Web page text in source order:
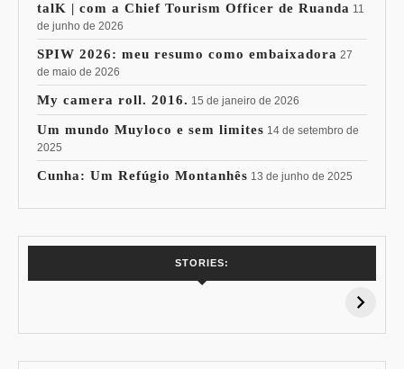
talK | com a Chief Tourism Officer de Ruanda 11
de junho de 2026
SPIW 2026: meu resumo como embaixadora 27
de maio de 2026
My camera roll. 2016. 15 de janeiro de 2026
Um mundo Muyloco e sem limites 14 de setembro de
2025
Cunha: Um Refúgio Montanhês 13 de junho de 2025
STORIES:
15% de
Pessoal: Os